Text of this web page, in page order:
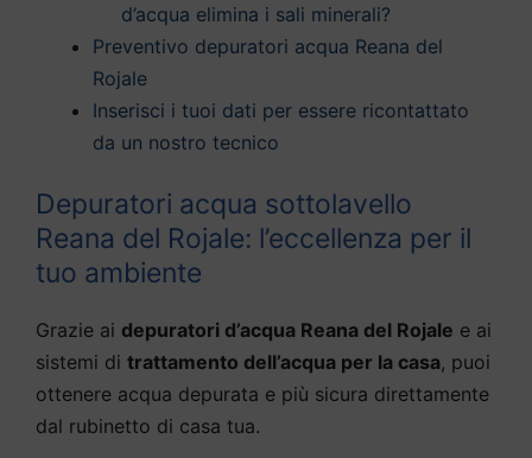
d’acqua elimina i sali minerali?
Preventivo depuratori acqua Reana del
Rojale
Inserisci i tuoi dati per essere ricontattato
da un nostro tecnico
Depuratori acqua sottolavello
Reana del Rojale: l’eccellenza per il
tuo ambiente
Grazie ai depuratori d’acqua Reana del Rojale e ai
sistemi di trattamento dell’acqua per la casa, puoi
ottenere acqua depurata e più sicura direttamente
dal rubinetto di casa tua.